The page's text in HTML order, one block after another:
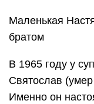
Маленькая
братом
В 1965 году у
Святослав
Именно он